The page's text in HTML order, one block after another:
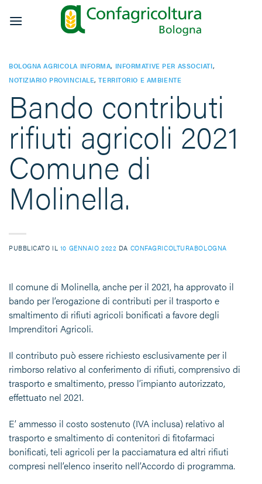
BOLOGNA AGRICOLA INFORMA, INFORMATIVE PER ASSOCIATI,
NOTIZIARIO PROVINCIALE,TERRITORIO E AMBIENTE
Bando contributi
rifiuti agricoli 2021
Comune di
Molinella.
PUBBLICATO IL 10 GENNAIO 2022 DA CONFAGRICOLTURABOLOGNA
Il comune di Molinella, anche per il 2021, ha approvato il
bando per l’erogazione di contributi per il trasporto e
smaltimento di rifiuti agricoli bonificati a favore degli
Imprenditori Agricoli.
Il contributo può essere richiesto esclusivamente per il
rimborso relativo al conferimento di rifiuti, comprensivo di
trasporto e smaltimento, presso l’impianto autorizzato,
effettuato nel 2021.
E’ ammesso il costo sostenuto (IVA inclusa) relativo al
trasporto e smaltimento di contenitori di fitofarmaci
bonificati, teli agricoli per la pacciamatura ed altri rifiuti
compresi nell’elenco inserito nell’Accordo di programma.